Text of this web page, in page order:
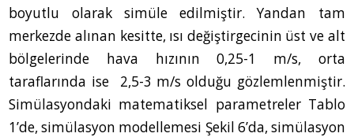
boyutlu olarak simüle edilmiştir. Yandan tam
merkezde alınan kesitte, ısı değiştirgecinin üst ve alt
bölgelerinde hava hızının 0,25-1 m/s, orta
taraflarında ise 2,5-3 m/s olduğu gözlemlenmiştir.
Simülasyondaki matematiksel parametreler Tablo
1’de, simülasyon modellemesi Şekil 6’da, simülasyon